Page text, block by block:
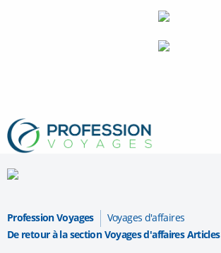
Profession Voyages
Voyages d'affaires
De retour à la section Voyages d'affaires Articles